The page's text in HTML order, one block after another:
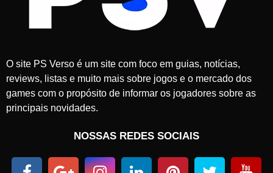
O site PS Verso é um site com foco em guias, notícias,
reviews, listas e muito mais sobre jogos e o mercado dos
games com o propósito de informar os jogadores sobre as
principais novidades.
NOSSAS REDES SOCIAIS